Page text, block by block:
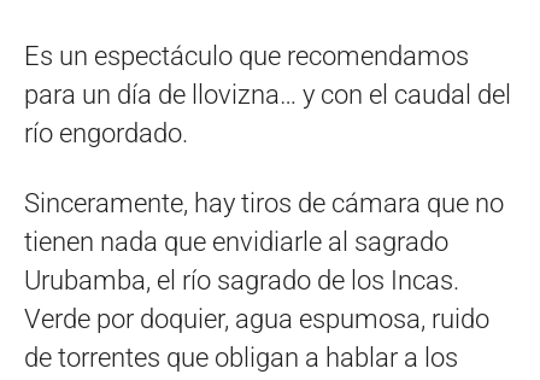
Es un espectáculo que recomendamos
para un día de llovizna… y con el caudal del
río engordado.
Sinceramente, hay tiros de cámara que no
tienen nada que envidiarle al sagrado
Urubamba, el río sagrado de los Incas.
Verde por doquier, agua espumosa, ruido
de torrentes que obligan a hablar a los